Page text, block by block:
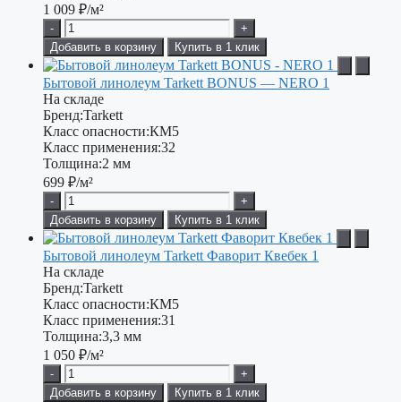
1 009 ₽/м²
-
+
Добавить в корзину
Купить в 1 клик
Бытовой линолеум Tarkett BONUS — NERO 1
На складе
Бренд:Tarkett
Класс опасности:КМ5
Класс применения:32
Толщина:2 мм
699 ₽/м²
-
+
Добавить в корзину
Купить в 1 клик
Бытовой линолеум Tarkett Фаворит Квебек 1
На складе
Бренд:Tarkett
Класс опасности:КМ5
Класс применения:31
Толщина:3,3 мм
1 050 ₽/м²
-
+
Добавить в корзину
Купить в 1 клик